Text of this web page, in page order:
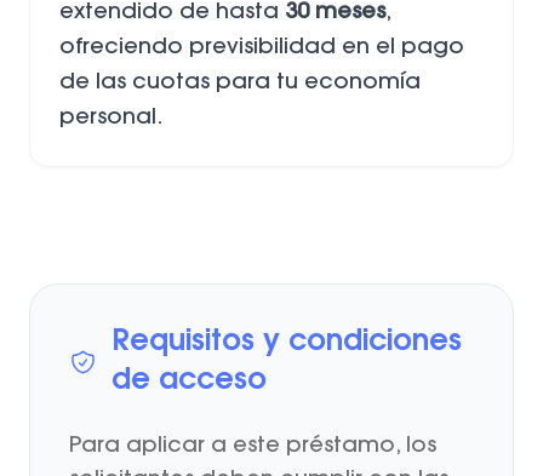
extendido de hasta 30 meses,
ofreciendo previsibilidad en el pago
de las cuotas para tu economía
personal.
Requisitos y condiciones
de acceso
Para aplicar a este préstamo, los